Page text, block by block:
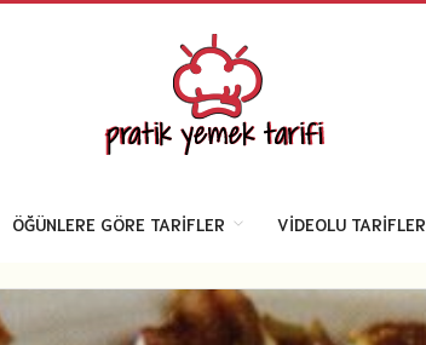
ÖĞÜNLERE GÖRE TARIFLER VIDEOLU TARIFLER